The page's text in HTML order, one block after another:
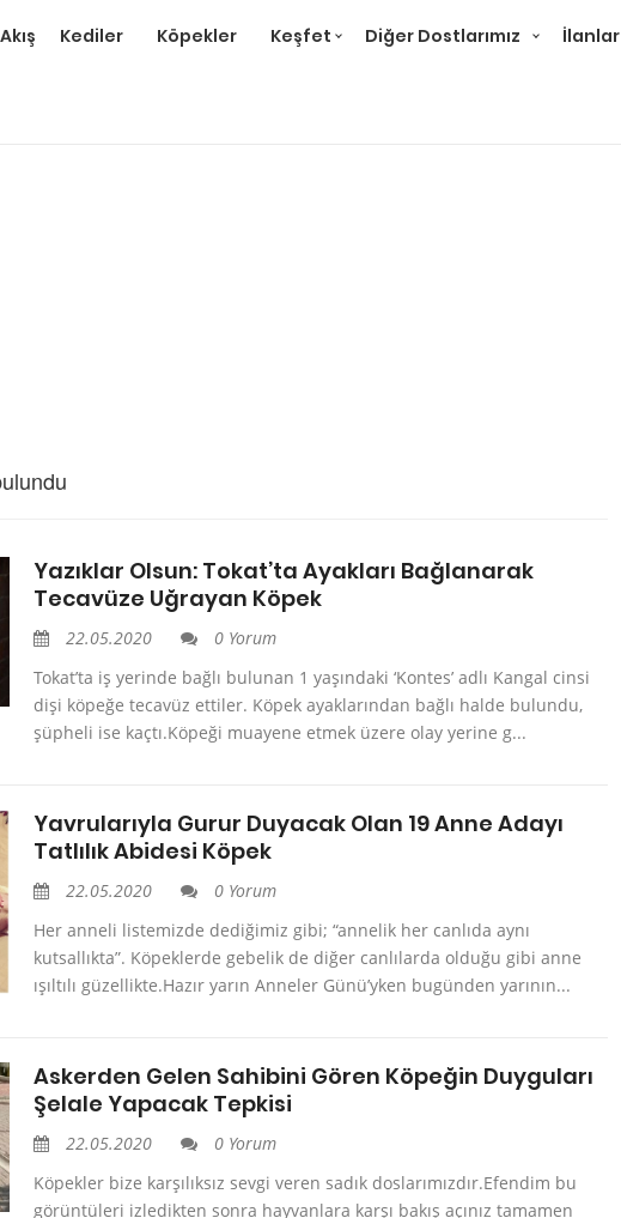
Kediler Köpekler Keşfet Diğer Dostlarımız İlanlar
Yazıklar Olsun: Tokat’ta Ayakları Bağlanarak
Tecavüze Uğrayan Köpek
22.05.2020
0 Yorum
Tokat’ta iş yerinde bağlı bulunan 1 yaşındaki ‘Kontes’ adlı Kangal cinsi
dişi köpeğe tecavüz ettiler. Köpek ayaklarından bağlı halde bulundu,
şüpheli ise kaçtı.Köpeği muayene etmek üzere olay yerine g...
Yavrularıyla Gurur Duyacak Olan 19 Anne Adayı
Tatlılık Abidesi Köpek
22.05.2020
0 Yorum
Her anneli listemizde dediğimiz gibi; “annelik her canlıda aynı
kutsallıkta”. Köpeklerde gebelik de diğer canlılarda olduğu gibi anne
ışıltılı güzellikte.Hazır yarın Anneler Günü’yken bugünden yarının...
Askerden Gelen Sahibini Gören Köpeğin Duyguları
Şelale Yapacak Tepkisi
22.05.2020
0 Yorum
Köpekler bize karşılıksız sevgi veren sadık doslarımızdır.Efendim bu
görüntüleri izledikten sonra hayvanlara karşı bakış açınız tamamen